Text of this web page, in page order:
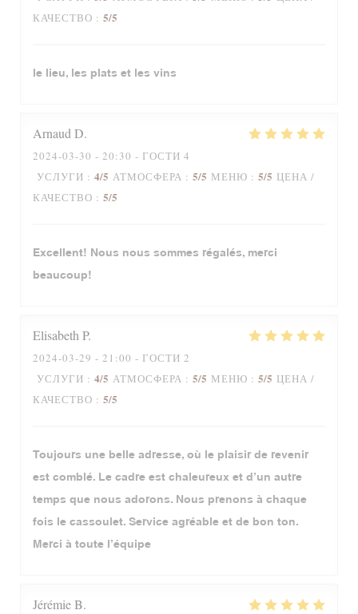
КАЧЕСТВО : 5/5
le lieu, les plats et les vins
ArnaudD
2024-03-30 - 20:30 - ГОСТИ 4
УСЛУГИ : 4/5 АТМОСФЕРА : 5/5 МЕНЮ : 5/5 ЦЕНА /
КАЧЕСТВО : 5/5
Excellent! Nous nous sommes régalés, merci
beaucoup!
ElisabethP
2024-03-29 - 21:00 - ГОСТИ 2
УСЛУГИ : 4/5 АТМОСФЕРА : 5/5 МЕНЮ : 5/5 ЦЕНА /
КАЧЕСТВО : 5/5
Toujours une belle adresse, où le plaisir de revenir
est comblé. Le cadre est chaleureux et d’un autre
temps que nous adorons. Nous prenons à chaque
fois le cassoulet. Service agréable et de bon ton.
Merci à toute l’équipe
JérémieB